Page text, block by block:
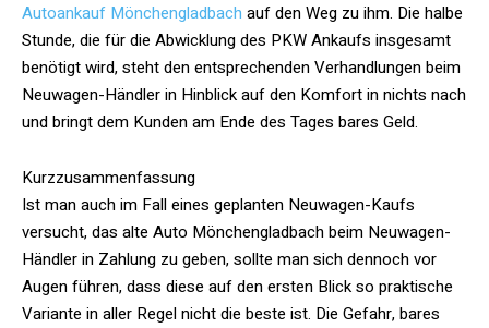
Autoankauf Mönchengladbach auf den Weg zu ihm. Die halbe
Stunde, die für die Abwicklung des PKW Ankaufs insgesamt
benötigt wird, steht den entsprechenden Verhandlungen beim
Neuwagen-Händler in Hinblick auf den Komfort in nichts nach
und bringt dem Kunden am Ende des Tages bares Geld.
Kurzzusammenfassung
Ist man auch im Fall eines geplanten Neuwagen-Kaufs
versucht, das alte Auto Mönchengladbach beim Neuwagen-
Händler in Zahlung zu geben, sollte man sich dennoch vor
Augen führen, dass diese auf den ersten Blick so praktische
Variante in aller Regel nicht die beste ist. Die Gefahr, bares